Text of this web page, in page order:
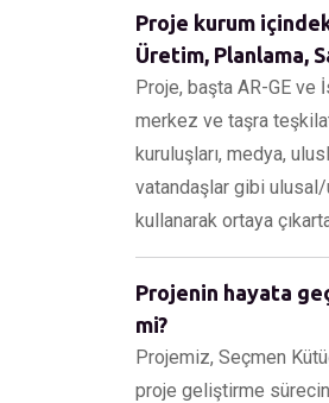
Proje kurum
Üretim, Planlama,
Proje, başta AR-GE ve
merkez ve taşra
kuruluşları, medya,
vatandaşlar gibi ulusal/
kullanarak ortaya
Projenin hayata
mi?
Projemiz, Seçmen
proje geliştirme